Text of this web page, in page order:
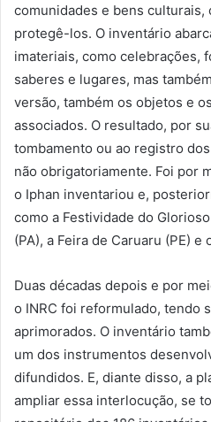
comunidades e bens
protegê-los. O inventário
imateriais, como celebrações,
saberes e lugares, mas
versão, também os objetos e
associados. O resultado, por
tombamento ou ao registro
não obrigatoriamente. Foi por
o Iphan inventariou e,
como a Festividade do
(PA), a Feira de Caruaru (PE) e
Duas décadas depois e por
o INRC foi reformulado, tendo
aprimorados. O inventário
um dos instrumentos
difundidos. E, diante disso, a
ampliar essa interlocução, se